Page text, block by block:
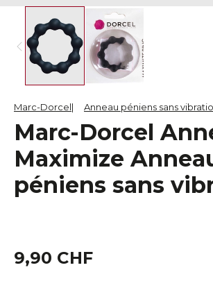
Marc-Dorcel Anneau péniens sans
Marc-Dorcel
Maximize
péniens sans
9,90 CHF